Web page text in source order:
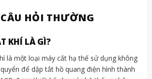
HỎI THƯỜNG
KHÍ LÀ GÌ?
là một loại máy cắt hạ thế sử dụng không
để dập tắt hồ quang điện hình thành